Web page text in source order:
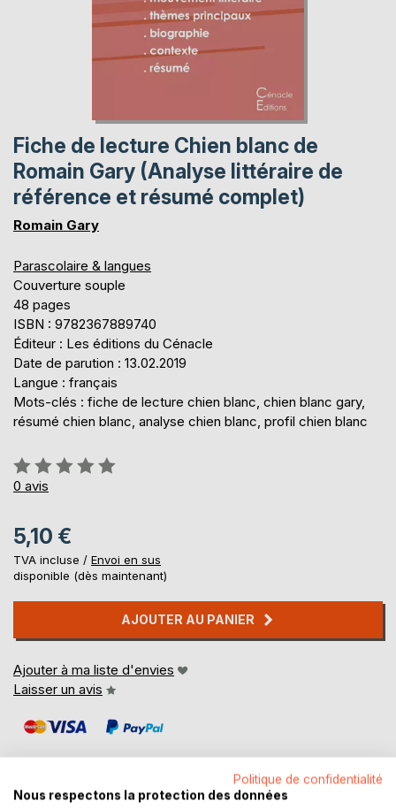
Fiche de lecture Chien blanc de
Romain Gary (Analyse littéraire de
référence et résumé complet)
Romain Gary
Parascolaire & langues
Couverture souple
48 pages
ISBN : 9782367889740
Éditeur : Les éditions du Cénacle
Date de parution : 13.02.2019
Langue : français
Mots-clés : fiche de lecture chien blanc, chien blanc gary,
résumé chien blanc, analyse chien blanc, profil chien blanc
Évaluation:
0%
0 avis
5,10 €
TVA incluse / Envoi en sus
disponible (dès maintenant)
AJOUTER AU PANIER
Ajouter à ma liste d'envies
Laisser un avis
Politique de confidentialité
Nous respectons la protection des données